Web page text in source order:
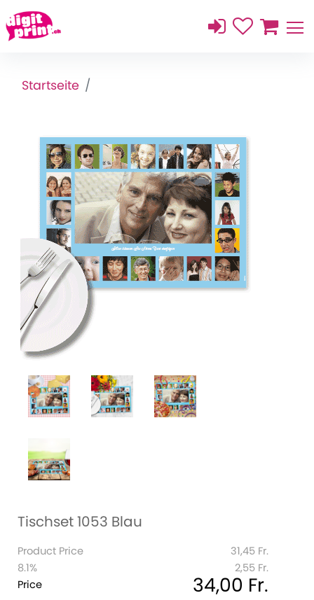
Startseite
Tischset 1053 Blau
Product Price
31,45 Fr.
8.1%
2,55 Fr.
Price
34,00 Fr.